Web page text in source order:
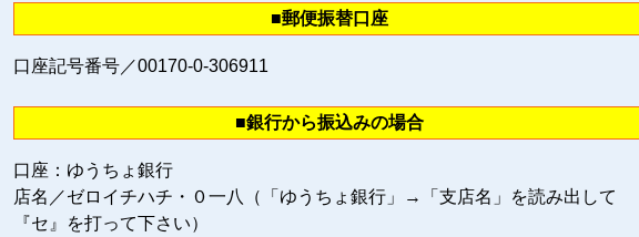
■郵便振替口座
口座記号番号／00170‐0‐306911
■銀行から振込みの場合
口座：ゆうちょ銀行
店名／ゼロイチハチ・０一八（「ゆうちょ銀行」→「支店名」を読み出して
『セ』を打って下さい）